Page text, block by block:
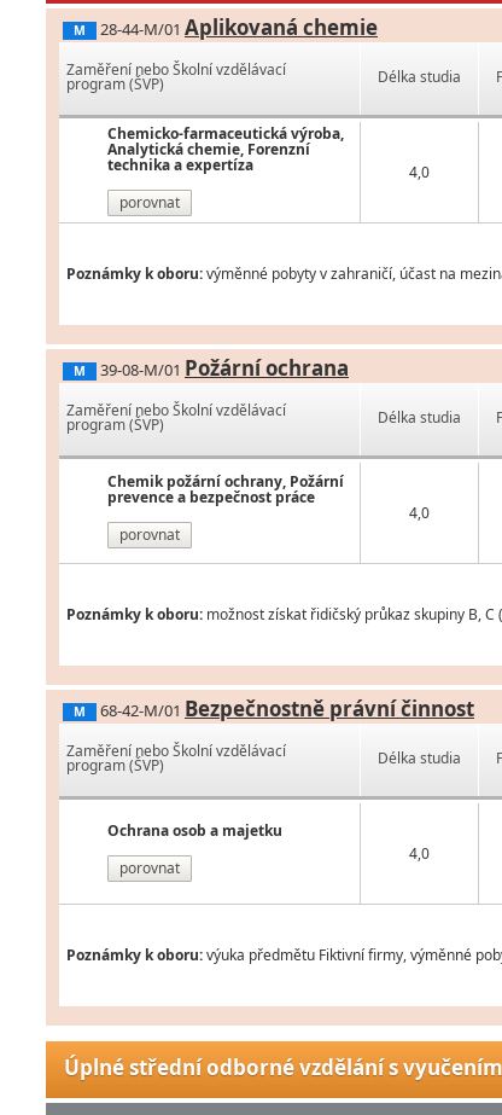
M 28-44-M/01 Aplikovaná chemie
Zaměření nebo Školní vzdělávací
program (ŠVP)
Chemicko-farmaceutická výroba,
Analytická chemie, Forenzní
technika a expertíza
porovnat
Délka studia
4,0
Poznámky k oboru:výměnné pobyty v zahraničí, účast na
M 39-08-M/01 Požární ochrana
Zaměření nebo Školní vzdělávací
program (ŠVP)
Chemik požární ochrany, Požární
prevence a bezpečnost práce
porovnat
Délka studia
4,0
Poznámky k oboru: možnost získat řidičský průkaz skupiny B, C
M 68-42-M/01 Bezpečnostně právní činnost
Zaměření nebo Školní vzdělávací
program (ŠVP)
Ochrana osob a majetku
porovnat
Délka studia
4,0
Poznámky k oboru:výuka předmětu Fiktivní firmy, výměnné
Úplné střední odborné vzdělání s